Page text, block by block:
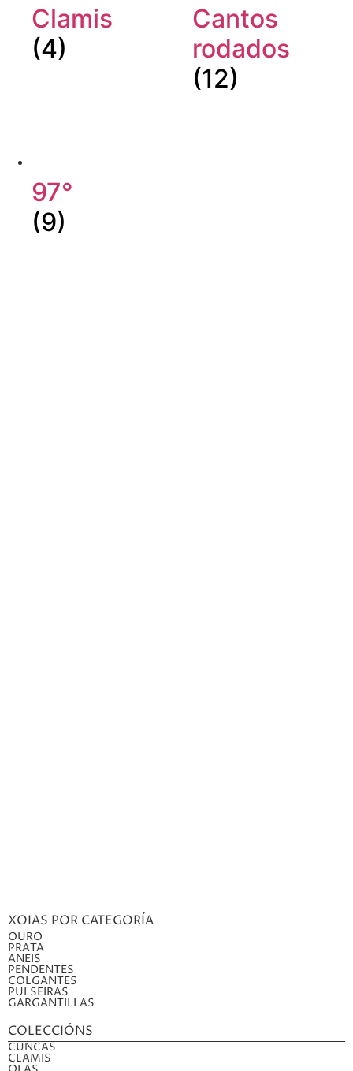
Clamis
(4)
Cantos
rodados
(12)
97°
(9)
XOIAS POR CATEGORÍA
OURO
PRATA
ANEIS
PENDENTES
COLGANTES
PULSEIRAS
GARGANTILLAS
COLECCIÓNS
CUNCAS
CLAMIS